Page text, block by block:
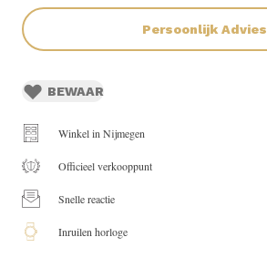
Persoonlijk Advies
BEWAAR
Winkel in Nijmegen
Officieel verkooppunt
Snelle reactie
Inruilen horloge